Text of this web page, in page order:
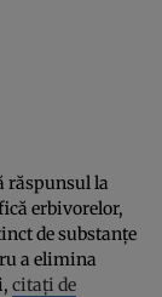
răspunsul la
erbivorelor,
de substanțe
a elimina
citați de